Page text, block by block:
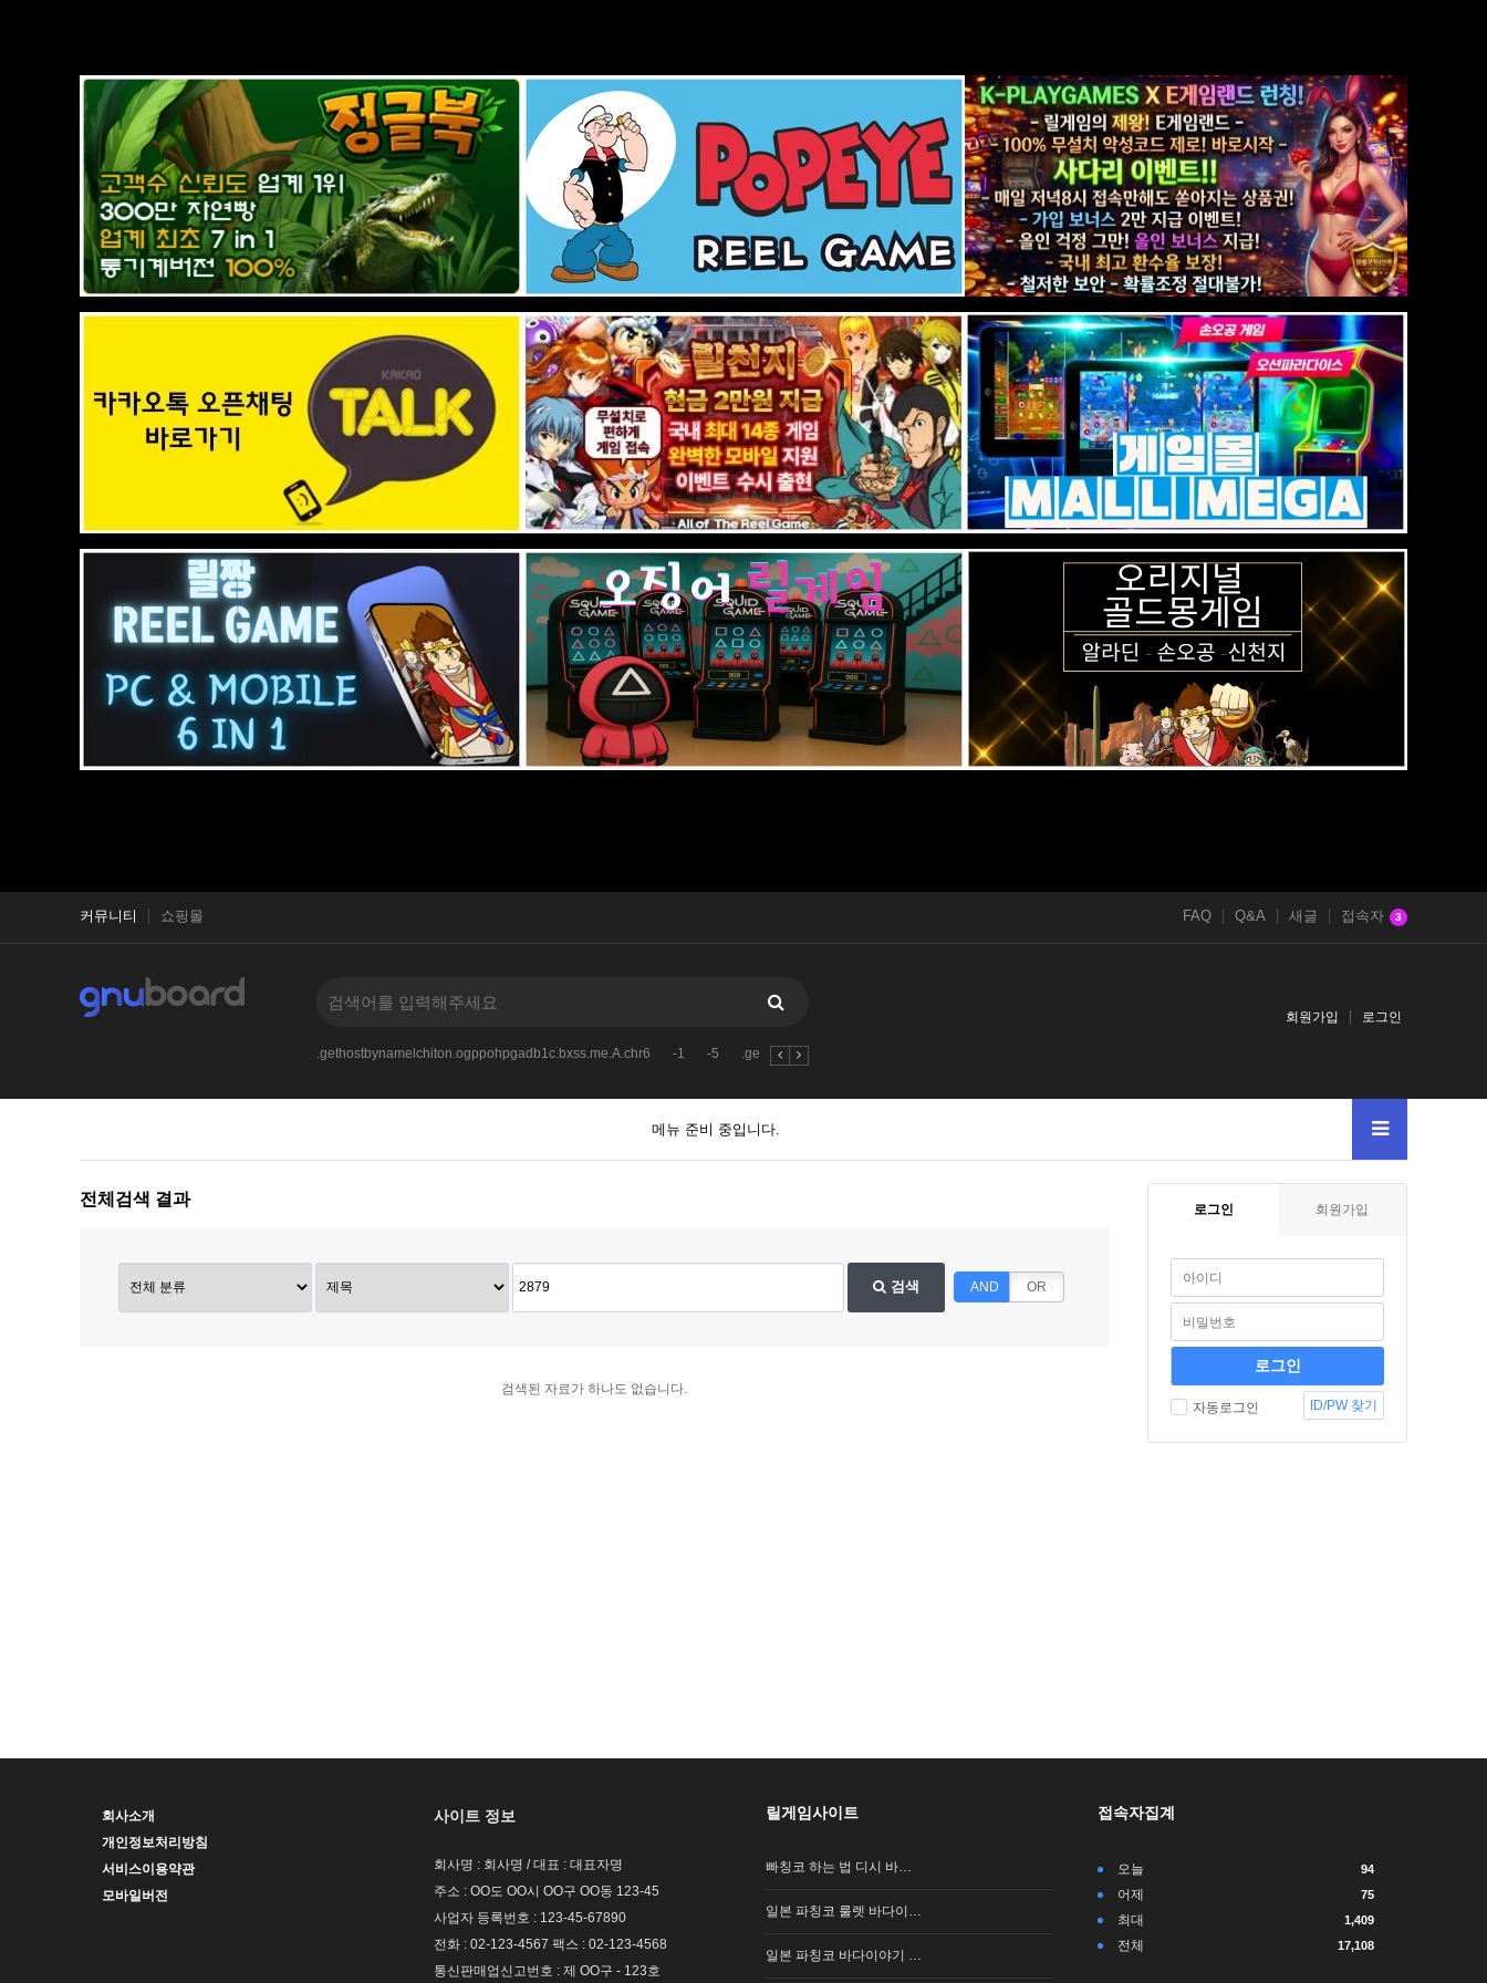
커뮤니티 쇼핑몰 FAQ Q&A 새글 접속자 3
.gethostbynamelchiton.ogppohpgadb1c.bxss.me.A.chr6 -1 -5 .gethostbynamelchiteg.wcrwdedhf782f.bxss.me.A.chr6
회원가입 로그인
메뉴 준비 중입니다.
전체검색 결과
검색 AND OR
검색된 자료가 하나도 없습니다.
로그인 회원가입
자동로그인 ID/PW 찾기
회사소개
개인정보처리방침
서비스이용약관
모바일버전
사이트 정보
회사명 : 회사명 / 대표 : 대표자명
주소 : OO도 OO시 OO구 OO동 123-45
사업자 등록번호 : 123-45-67890
전화 : 02-123-4567 팩스 : 02-123-4568
통신판매업신고번호 : 제 OO구 - 123호
릴게임사이트
빠칭코 하는 법 디시 바…
일본 파칭코 룰렛 바다이…
일본 파칭코 바다이야기 …
접속자집계
오늘 94
어제 75
최대 1,409
전체 17,108